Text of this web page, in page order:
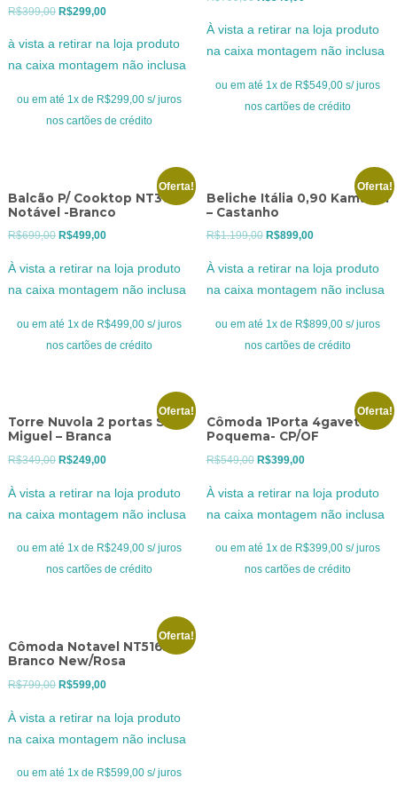
R$399,00 O
R$399,00.
R$299,00O
atual
R$299,00.
à vista a retirar na loja produto
na caixa montagem não inclusa
ou em até 1x de R$299,00 s/ juros
nos cartões de crédito
R$799,00.
atual
R$549,00.
À vista a retirar na loja produto
na caixa montagem não inclusa
ou em até 1x de R$549,00 s/ juros
nos cartões de crédito
Oferta!
Balcão P/ Cooktop NT3050
Notável -Branco
R$699,00 O
R$699,00.
R$499,00O
atual
R$499,00.
À vista a retirar na loja produto
na caixa montagem não inclusa
ou em até 1x de R$499,00 s/ juros
nos cartões de crédito
Oferta!
Beliche Itália 0,90 Kamabel
– Castanho
R$1.199,00 O
R$1.199,00.
R$899,00O
atual
R$899,00.
À vista a retirar na loja produto
na caixa montagem não inclusa
ou em até 1x de R$899,00 s/ juros
nos cartões de crédito
Oferta!
Torre Nuvola 2 portas São
Miguel – Branca
R$349,00 O
R$349,00.
R$249,00O
atual
R$249,00.
À vista a retirar na loja produto
na caixa montagem não inclusa
ou em até 1x de R$249,00 s/ juros
nos cartões de crédito
Oferta!
Cômoda 1Porta 4gavetas
Poquema- CP/OF
R$549,00 O
R$549,00.
R$399,00O
atual
R$399,00.
À vista a retirar na loja produto
na caixa montagem não inclusa
ou em até 1x de R$399,00 s/ juros
nos cartões de crédito
Oferta!
Cômoda Notavel NT5165 –
Branco New/Rosa
R$799,00 O
R$799,00.
R$599,00O
atual
R$599,00.
À vista a retirar na loja produto
na caixa montagem não inclusa
ou em até 1x de R$599,00 s/ juros